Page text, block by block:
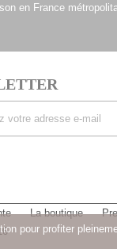
pour profiter
en France
La boutique